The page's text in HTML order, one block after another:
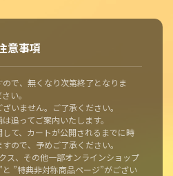
意事項
で、無くなり次第終了となりま
い。
いません。ご了承ください。
追ってご案内いたします。
て、カートが公開されるまでに時
ので、予めご了承ください。
、その他一部オンラインショップ
”特典非対称商品ページ”がござい